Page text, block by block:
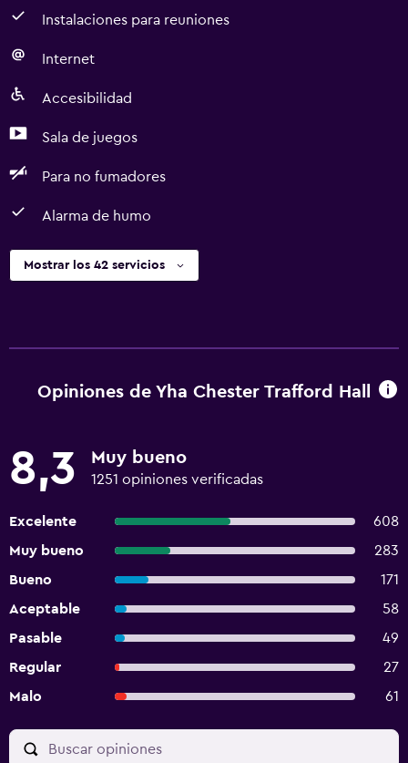
Instalaciones para reuniones
Internet
Accesibilidad
Sala de juegos
Para no fumadores
Alarma de humo
Mostrar los 42 servicios
Opiniones de Yha Chester Trafford Hall
8,3 Muy bueno
1251 opiniones verificadas
Excelente
608
Muy bueno
283
Bueno
171
Aceptable
58
Pasable
49
Regular
27
Malo
61